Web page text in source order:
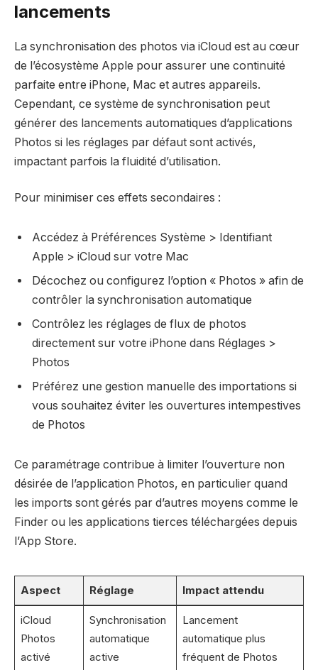
lancements
La synchronisation des photos via iCloud est au cœur
de l’écosystème Apple pour assurer une continuité
parfaite entre iPhone, Mac et autres appareils.
Cependant, ce système de synchronisation peut
générer des lancements automatiques d’applications
Photos si les réglages par défaut sont activés,
impactant parfois la fluidité d’utilisation.
Pour minimiser ces effets secondaires :
Accédez à Préférences Système > Identifiant
Apple > iCloud sur votre Mac
Décochez ou configurez l’option « Photos » afin de
contrôler la synchronisation automatique
Contrôlez les réglages de flux de photos
directement sur votre iPhone dans Réglages >
Photos
Préférez une gestion manuelle des importations si
vous souhaitez éviter les ouvertures intempestives
de Photos
Ce paramétrage contribue à limiter l’ouverture non
désirée de l’application Photos, en particulier quand
les imports sont gérés par d’autres moyens comme le
Finder ou les applications tierces téléchargées depuis
l’App Store.
Aspect Réglage Impact attendu
iCloud
Photos
activé
Synchronisation
automatique
active
Lancement
automatique plus
fréquent de Photos